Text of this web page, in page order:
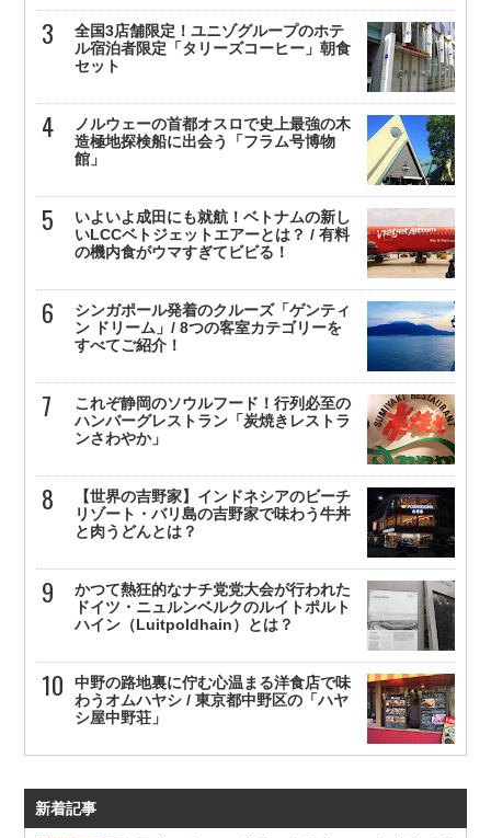
全国3店舗限定！ユニゾグループのホテ
ル宿泊者限定「タリーズコーヒー」朝食
セット
ノルウェーの首都オスロで史上最強の木
造極地探検船に出会う「フラム号博物
館」
いよいよ成田にも就航！ベトナムの新し
いLCCベトジェットエアーとは？ / 有料
の機内食がウマすぎてビビる！
シンガポール発着のクルーズ「ゲンティ
ン ドリーム」/ 8つの客室カテゴリーを
すべてご紹介！
これぞ静岡のソウルフード！行列必至の
ハンバーグレストラン「炭焼きレストラ
ンさわやか」
【世界の吉野家】インドネシアのビーチ
リゾート・バリ島の吉野家で味わう牛丼
と肉うどんとは？
かつて熱狂的なナチ党党大会が行われた
ドイツ・ニュルンベルクのルイトポルト
ハイン（Luitpoldhain）とは？
中野の路地裏に佇む心温まる洋食店で味
わうオムハヤシ / 東京都中野区の「ハヤ
シ屋中野荘」
新着記事